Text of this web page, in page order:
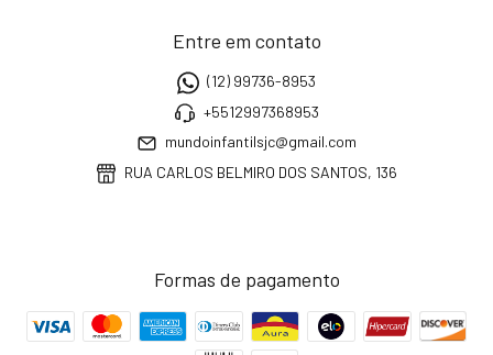
Entre em contato
(12) 99736-8953
+5512997368953
mundoinfantilsjc@gmail.com
RUA CARLOS BELMIRO DOS SANTOS, 136
Formas de pagamento